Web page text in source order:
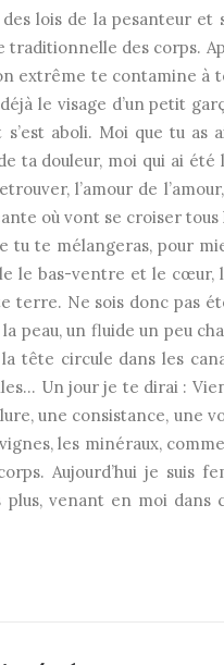
lois de la pesanteur et
des corps.
extrême te contamine à
le visage d’un petit
aboli. Moi que tu as
ta douleur, moi qui ai été
l’amour de
où vont se croiser tous
tu te mélangeras, pour
le bas-ventre et le cœur,
terre. Ne sois donc pas
peau, un fluide un peu
tête circule dans les
Un jour je te dirai :
une consistance, une
les minéraux,
Aujourd’hui je suis
venant en moi dans